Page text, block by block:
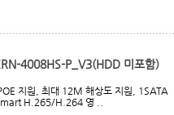
4008HS-P_V3(HDD 미포함)
지원, 최대 12M 해상도 지원, 1SATA
H.265/H.264 영 ..